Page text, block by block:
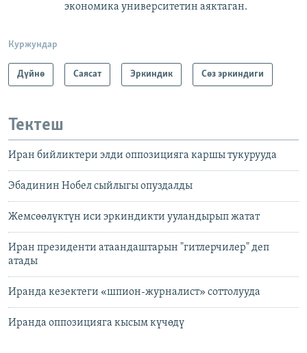
экономика университетин аяктаган.
Куржундар
Дүйнө Саясат Эркиндик Сөз эркиндиги
Тектеш
Иран бийликтери элди оппозицияга каршы тукурууда
Эбадинин Нобел сыйлыгы опуздалды
Жемсөөлүктүн иси эркиндикти ууландырып жатат
Иран президенти атаандаштарын "гитлерчилер" деп
атады
Иранда кезектеги «шпион-журналист» соттолууда
Иранда оппозицияга кысым күчөдү